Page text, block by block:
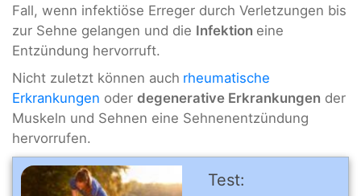
Fall, wenn infektiöse Erreger durch Verletzungen bis
zur Sehne gelangen und die Infektion eine
Entzündung hervorruft.
Nicht zuletzt können auch rheumatische
Erkrankungen oder degenerative Erkrankungen der
Muskeln und Sehnen eine Sehnenentzündung
hervorrufen.
Test: